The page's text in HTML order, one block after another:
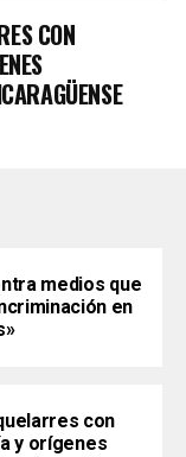
CON
medios que
en
con
y orígenes